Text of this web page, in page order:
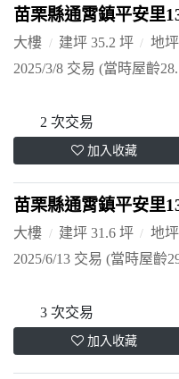
苗栗縣通霄鎮平安里
大樓 建坪 35.2 坪 地
2025/3/8 交易 (當時屋齡
2 次交易
加入收藏
苗栗縣通霄鎮平安里
大樓 建坪 31.6 坪 地
2025/6/13 交易 (當時屋齡
3 次交易
加入收藏